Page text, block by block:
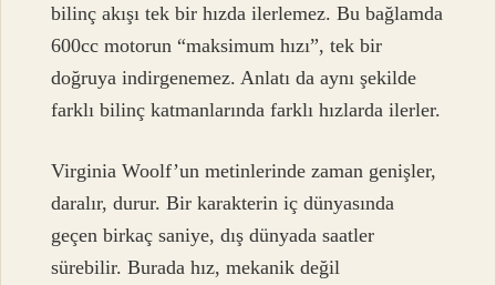
bilinç akışı tek bir hızda ilerlemez. Bu bağlamda
600cc motorun “maksimum hızı”, tek bir
doğruya indirgenemez. Anlatı da aynı şekilde
farklı bilinç katmanlarında farklı hızlarda ilerler.
Virginia Woolf’un metinlerinde zaman genişler,
daralır, durur. Bir karakterin iç dünyasında
geçen birkaç saniye, dış dünyada saatler
sürebilir. Burada hız, mekanik değil